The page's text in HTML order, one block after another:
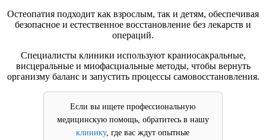
Остеопатия подходит как взрослым, так и детям, обеспечивая
безопасное и естественное восстановление без лекарств и
операций.
Специалисты клиники используют краниосакральные,
висцеральные и миофасциальные методы, чтобы вернуть
организму баланс и запустить процессы самовосстановления.
Если вы ищете профессиональную
медицинскую помощь, обратитесь в нашу
клинику, где вас ждут опытные